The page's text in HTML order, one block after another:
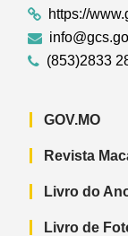
https://
(853)2833
GOV.MO
Revista
Livro do
Livro de